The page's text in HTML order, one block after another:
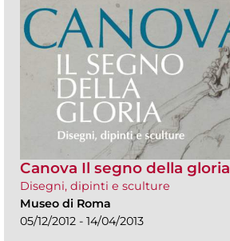
Canova Il segno della gloria
Disegni, dipinti e sculture
Museo di Roma
05/12/2012 - 14/04/2013